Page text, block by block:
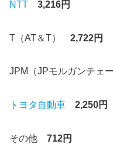
NTT 3,216円
T（AT＆T） 2,722円
JPM（JPモルガンチェ
トヨタ自動車 2,250円
その他 712円